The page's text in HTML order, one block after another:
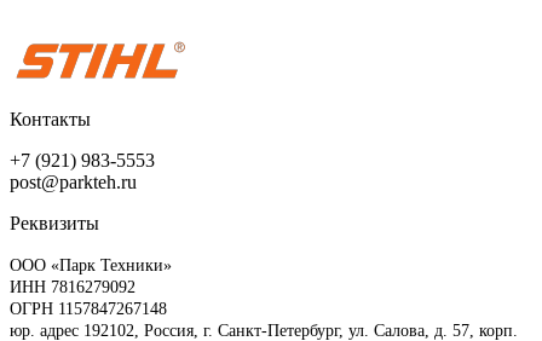
Контакты
+7 (921) 983-5553
post@parkteh.ru
Реквизиты
ООО «Парк Техники»
ИНН 7816279092
ОГРН 1157847267148
юр. адрес 192102, Россия, г. Санкт-Петербург, ул. Салова, д. 57, корп.